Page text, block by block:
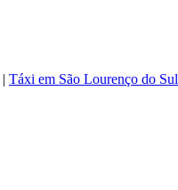
| Táxi em São Lourenço do Sul